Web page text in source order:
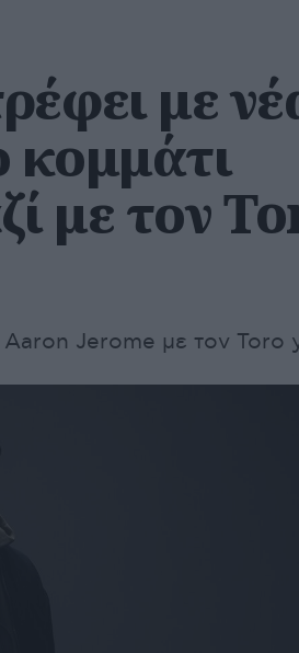
με
κομμάτι
με τον
Aaron Jerome με τον Toro